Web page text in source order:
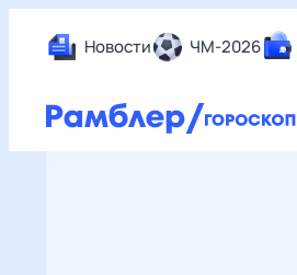
Новости ЧМ-2026